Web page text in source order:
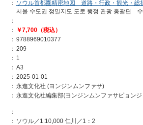
： ソウル首都圏精密地図 道路・行政・観光・
서울 수도권 정밀지도 도로 행정 관광 총괄편
：
：
￥7,700（税込）
： 9788969010377
： 209
： 1
： A3
： 2025-01-01
： 永進文化社 (ヨンジンムンファサ)
： 永進文化社編集部(ヨンジンムンファサピョン
：
： ソウル／1:10,000 仁川／1：2